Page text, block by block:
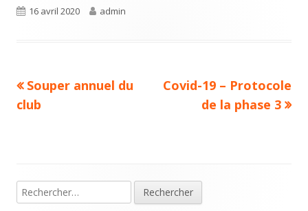
Publié
16 avril 2020 Auteur
admin
Navigation
Article
précédent :
Souper annuel du
club
Article
suivant :
Covid-19 – Protocole
de la phase 3
Colonne
Rechercher :